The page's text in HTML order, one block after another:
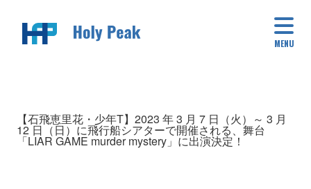
MENU
【石飛恵里花・少年T】2023 年 3 月 7 日（火）～ 3 月
12 日（日）に飛行船シアターで開催される、舞台
「LIAR GAME murder mystery」に出演決定！